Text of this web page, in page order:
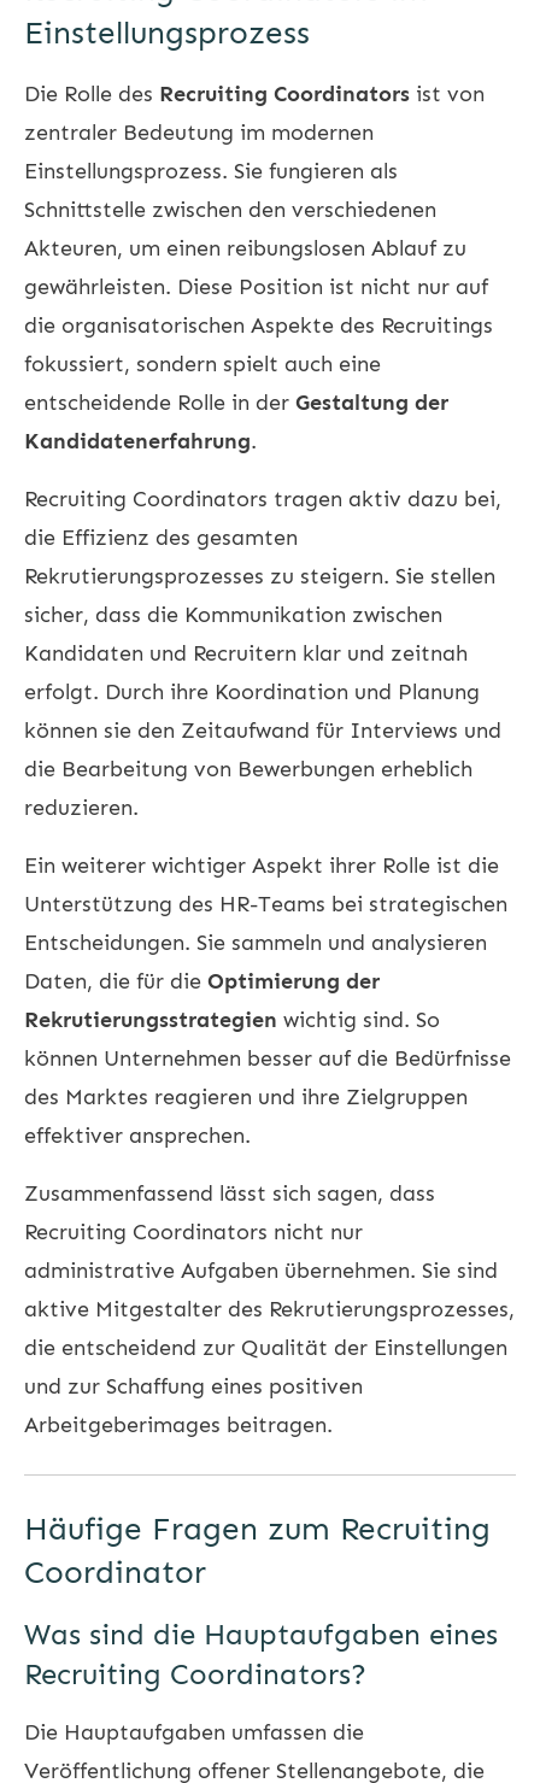
Einstellungsprozess
Die Rolle des Recruiting Coordinators ist von
zentraler Bedeutung im modernen
Einstellungsprozess. Sie fungieren als
Schnittstelle zwischen den verschiedenen
Akteuren, um einen reibungslosen Ablauf zu
gewährleisten. Diese Position ist nicht nur auf
die organisatorischen Aspekte des Recruitings
fokussiert, sondern spielt auch eine
entscheidende Rolle in der Gestaltung der
Kandidatenerfahrung.
Recruiting Coordinators tragen aktiv dazu bei,
die Effizienz des gesamten
Rekrutierungsprozesses zu steigern. Sie stellen
sicher, dass die Kommunikation zwischen
Kandidaten und Recruitern klar und zeitnah
erfolgt. Durch ihre Koordination und Planung
können sie den Zeitaufwand für Interviews und
die Bearbeitung von Bewerbungen erheblich
reduzieren.
Ein weiterer wichtiger Aspekt ihrer Rolle ist die
Unterstützung des HR-Teams bei strategischen
Entscheidungen. Sie sammeln und analysieren
Daten, die für die Optimierung der
Rekrutierungsstrategien wichtig sind. So
können Unternehmen besser auf die Bedürfnisse
des Marktes reagieren und ihre Zielgruppen
effektiver ansprechen.
Zusammenfassend lässt sich sagen, dass
Recruiting Coordinators nicht nur
administrative Aufgaben übernehmen. Sie sind
aktive Mitgestalter des Rekrutierungsprozesses,
die entscheidend zur Qualität der Einstellungen
und zur Schaffung eines positiven
Arbeitgeberimages beitragen.
Häufige Fragen zum Recruiting
Coordinator
Was sind die Hauptaufgaben eines
Recruiting Coordinators?
Die Hauptaufgaben umfassen die
Veröffentlichung offener Stellenangebote, die